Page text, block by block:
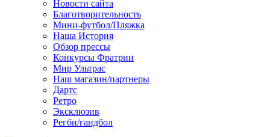
Новости сайта
Благотворительность
Мини-футбол/Пляжка
Наша История
Обзор прессы
Конкурсы Фратрии
Мир Ультрас
Наш магазин/партнеры
Дартс
Ретро
Эксклюзив
Регби/гандбол